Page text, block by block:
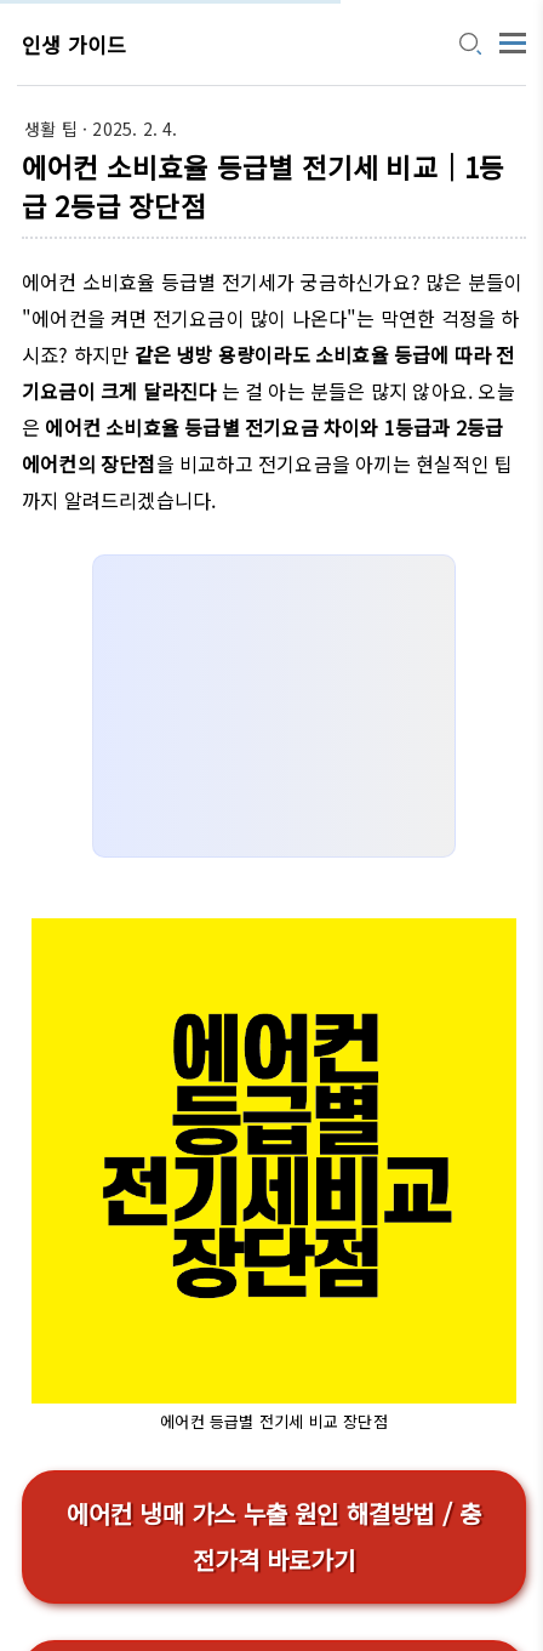
인생 가이드
생활 팁 · 2025. 2. 4.
에어컨 소비효율 등급별 전기세 비교｜1등
급 2등급 장단점
에어컨 소비효율 등급별 전기세가 궁금하신가요? 많은 분들이
"에어컨을 켜면 전기요금이 많이 나온다"는 막연한 걱정을 하
시죠? 하지만 같은 냉방 용량이라도 소비효율 등급에 따라 전
기요금이 크게 달라진다는 걸 아는 분들은 많지 않아요. 오늘
은 에어컨 소비효율 등급별 전기요금 차이와 1등급과 2등급
에어컨의 장단점을 비교하고 전기요금을 아끼는 현실적인 팁
까지 알려드리겠습니다.
에어컨 등급별 전기세 비교 장단점
에어컨 냉매 가스 누출 원인 해결방법 / 충
전가격 바로가기